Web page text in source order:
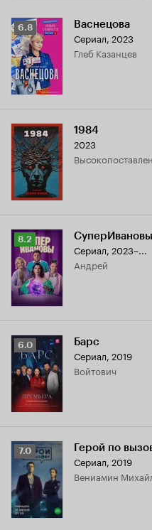
Рейтинг
Кинопоиска
6.8
6.8 Васнецова
Сериал, 2023
Глеб Казанцев
1984
2023
Рейтинг
Кинопоиска
8.2
8.2 СуперИвановы
Сериал, 2023–...
Андрей
Рейтинг
Кинопоиска
6.0
6.0 Барс
Сериал, 2019
Войтович
Рейтинг
Кинопоиска
7.0
7.0 Герой по
Сериал, 2019
Вениамин